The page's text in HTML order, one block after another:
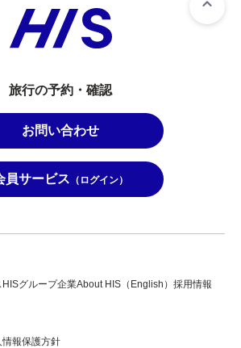
旅行の予約・確認
お問い合わせ
員サービス （ログイン）
HISグループ企業About HIS（English） 採用情報
情報保護方針